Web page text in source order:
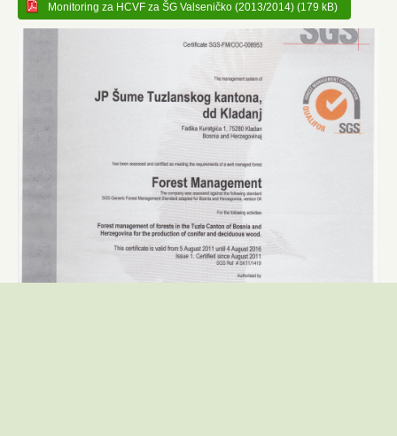
Monitoring za HCVF za ŠG Valseničko (2013/2014) (179 kB)